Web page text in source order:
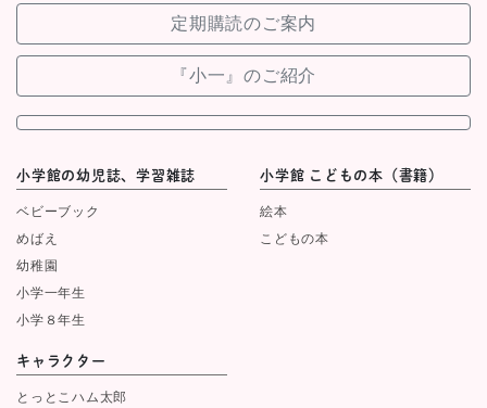
定期購読のご案内
『小一』のご紹介
小学館の幼児誌、学習雑誌
ベビーブック
めばえ
幼稚園
小学一年生
小学８年生
小学館 こどもの本（書籍）
絵本
こどもの本
キャラクター
とっとこハム太郎